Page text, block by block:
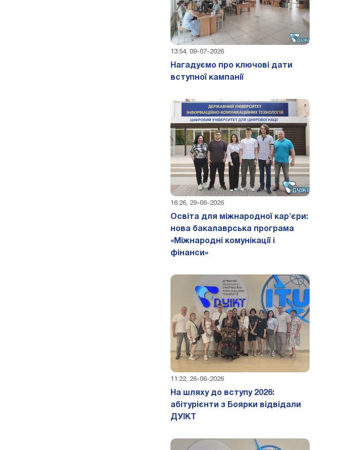
13:54, 09-07-2026
Нагадуємо про ключові дати
вступної кампанії
16:26, 29-06-2026
Освіта для міжнародної кар'єри:
нова бакалаврська програма
«Міжнародні комунікації і
фінанси»
11:22, 26-06-2026
На шляху до вступу 2026:
абітурієнти з Боярки відвідали
ДУІКТ